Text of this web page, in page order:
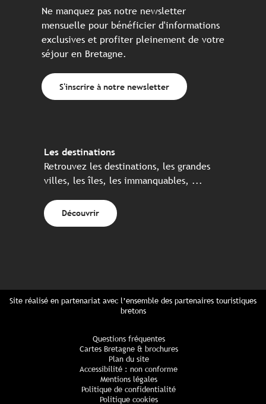
Ne manquez pas notre newsletter
mensuelle pour bénéficier d'informations
exclusives et profiter pleinement de votre
séjour en Bretagne.
S'inscrire à notre newsletter
Les destinations
Retrouvez les destinations, les grandes
villes, les îles, les immanquables, ...
Découvrir
Site réalisé en partenariat avec l’ensemble des partenaires touristiques
bretons
Questions fréquentes
Cartes Bretagne & brochures
Plan du site
Accessibilité : non conforme
Mentions légales
Politique de confidentialité
Politique cookies